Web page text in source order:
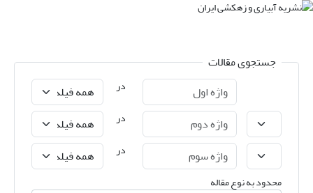
جستجوی مقالات
در
در
در
محدود به نوع مقاله